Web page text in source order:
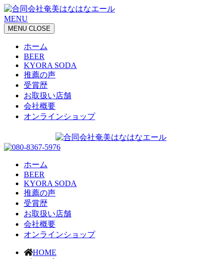
MENU
MENU CLOSE
ホーム
BEER
KYORA SODA
推薦の声
受賞歴
お取扱い店舗
会社概要
オンラインショップ
ホーム
BEER
KYORA SODA
推薦の声
受賞歴
お取扱い店舗
会社概要
オンラインショップ
HOME